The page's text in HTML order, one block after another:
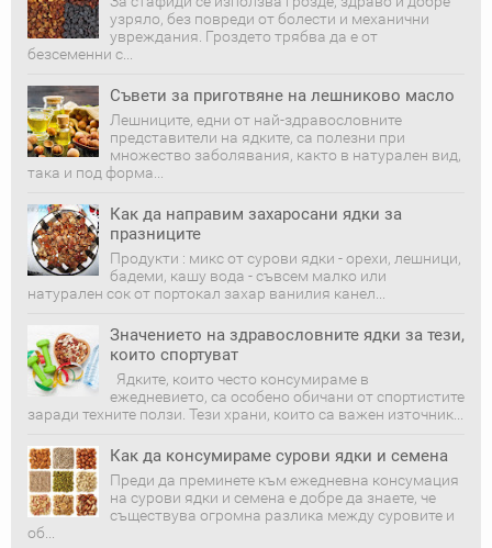
узряло, без повреди от болести и механични
увреждания. Гроздето трябва да е от
безсеменни с...
Съвети за приготвяне на лешниково масло
Лешниците, едни от най-здравословните
представители на ядките, са полезни при
множество заболявания, както в натурален вид,
така и под форма...
Как да направим захаросани ядки за
празниците
Продукти : микс от сурови ядки - орехи, лешници,
бадеми, кашу вода - съвсем малко или
натурален сок от портокал захар ванилия канел...
Значението на здравословните ядки за тези,
които спортуват
Ядките, които често консумираме в
ежедневието, са особено обичани от спортистите
заради техните ползи. Тези храни, които са важен източник...
Как да консумираме сурови ядки и семена
Преди да преминете към ежедневна консумация
на сурови ядки и семена е добре да знаете, че
съществува огромна разлика между суровите и
об...